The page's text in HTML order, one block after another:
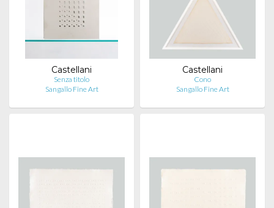
Castellani
Senza titolo
Sangallo Fine Art
Castellani
Cono
Sangallo Fine Art